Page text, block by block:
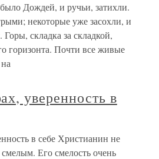
Дождей, и ручьи, затихли.
некоторые уже засохли, и
складка за складкой,
горизонта. Почти все живые
уверенность в
в себе Христианин не
Его смелость очень